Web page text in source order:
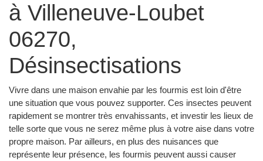
à Villeneuve-Loubet
06270,
Désinsectisations
Vivre dans une maison envahie par les fourmis est loin d'être
une situation que vous pouvez supporter. Ces insectes peuvent
rapidement se montrer très envahissants, et investir les lieux de
telle sorte que vous ne serez même plus à votre aise dans votre
propre maison. Par ailleurs, en plus des nuisances que
représente leur présence, les fourmis peuvent aussi causer